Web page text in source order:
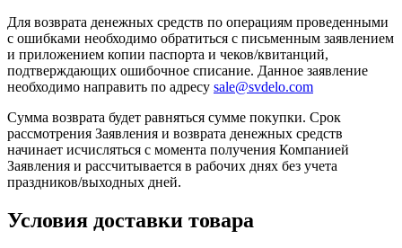
Для возврата денежных средств по операциям проведенными
с ошибками необходимо обратиться с письменным заявлением
и приложением копии паспорта и чеков/квитанций,
подтверждающих ошибочное списание. Данное заявление
необходимо направить по адресу sale@svdelo.com
Сумма возврата будет равняться сумме покупки. Срок
рассмотрения Заявления и возврата денежных средств
начинает исчисляться с момента получения Компанией
Заявления и рассчитывается в рабочих днях без учета
праздников/выходных дней.
Условия доставки товара